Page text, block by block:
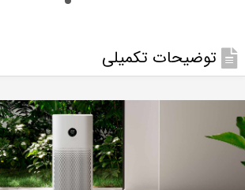
توضیحات تکمیلی